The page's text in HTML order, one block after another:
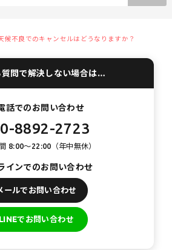
候不良でのキャンセルはどうなりますか？
質問で解決しない場合は…
話でのお問い合わせ
8892-2723
8:00〜22:00（年中無休）
インでのお問い合わせ
ールでお問い合わせ
LINEでお問い合わせ